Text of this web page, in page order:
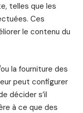
telles que les
Ces
le contenu du
la fourniture des
peut configurer
décider s’il
à ce que des